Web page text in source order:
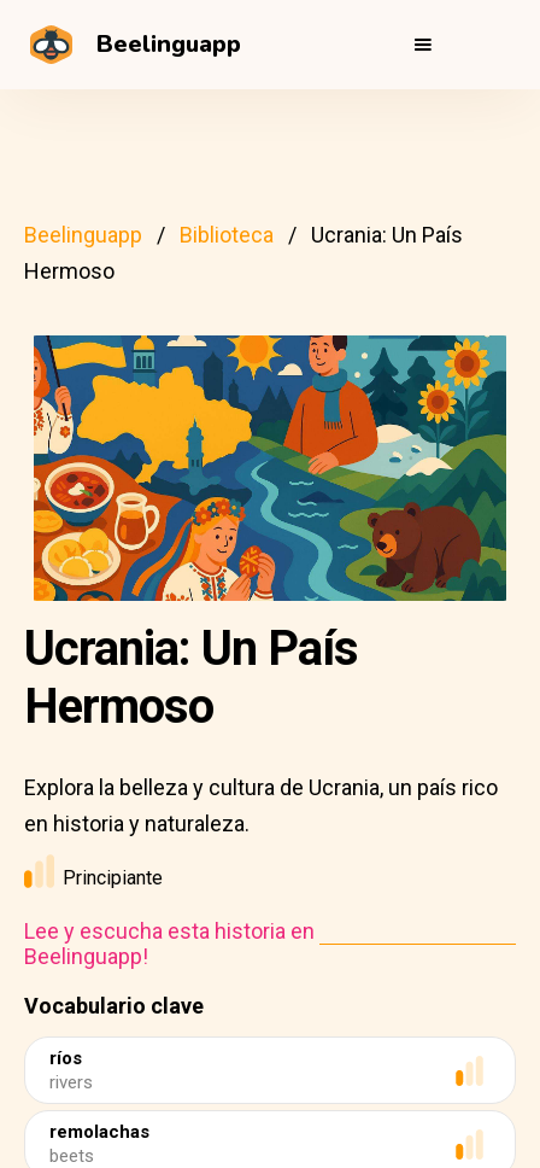
Beelinguapp
Beelinguapp Biblioteca
Ucrania: Un País
Hermoso
Vocabulario clave
ríos
rivers
remolachas
beets
Ucrania: Un País
Hermoso
Explora la belleza y cultura de Ucrania, un país rico
en historia y naturaleza.
Principiante
Lee y escucha esta historia en
Beelinguapp!